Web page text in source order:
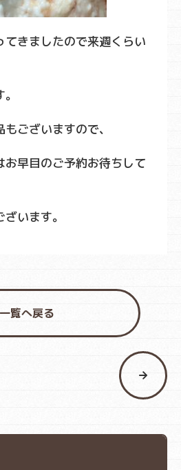
てきましたので来週くらい
ございますので、
お早目のご予約お待ちして
います。
一覧へ戻る